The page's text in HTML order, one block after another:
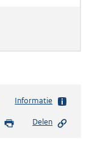
Informatie
Delen